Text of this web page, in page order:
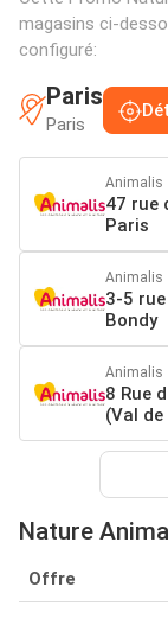
magasins ci-
configuré:
Paris
Paris
Animalis
47 rue
Paris
Animalis
3-5
Bondy
Animalis
8 Rue
(Val
Nature
Offre